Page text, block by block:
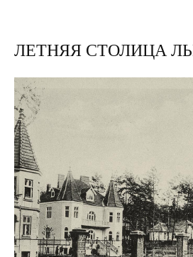
ЛЕТНЯЯ СТОЛИЦА